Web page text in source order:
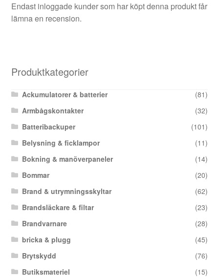
Endast inloggade kunder som har köpt denna produkt får
lämna en recension.
Produktkategorier
Ackumulatorer & batterier
(81)
Armbågskontakter
(32)
Batteribackuper
(101)
Belysning & ficklampor
(11)
Bokning & manöverpaneler
(14)
Bommar
(20)
Brand & utrymningsskyltar
(62)
Brandsläckare & filtar
(23)
Brandvarnare
(28)
bricka & plugg
(45)
Brytskydd
(76)
Butiksmateriel
(15)